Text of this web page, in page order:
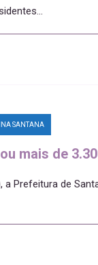
...
SANTANA
mais de
a Prefeitura de